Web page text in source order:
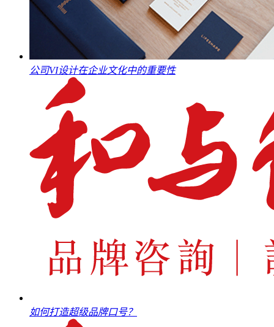
公司VI设计在企业文化中的重要性
如何打造超级品牌口号？